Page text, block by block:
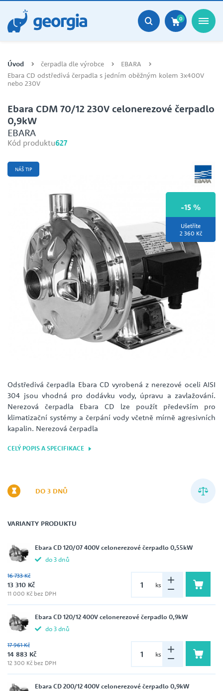
0
Úvod čerpadla dle výrobce
EBARA
Ebara CD odstředivá čerpadla s jedním oběžným kolem 3x400V
nebo 230V
Ebara CDM 70/12 230V celonerezové čerpadlo
0,9kW
EBARA
Kód produktu627
-15 %
Ušetříte
2 360 Kč
NÁŠ TIP
Odstředivá čerpadla Ebara CD vyrobená z nerezové oceli AISI
304 jsou vhodná pro dodávku vody, úpravu a zavlažování.
Nerezová čerpadla Ebara CD lze použít především pro
klimatizační systémy a čerpání vody včetně mírně agresivních
kapalin. Nerezová čerpadla
CELÝ POPIS A SPECIFIKACE
DO 3 DNŮ
VARIANTY PRODUKTU
Ebara CD 120/07 400V celonerezové čerpadlo 0,55kW
do 3 dnů
16 733 Kč
13 310 Kč
11 000 Kč bez DPH
ks
Ebara CD 120/12 400V celonerezové čerpadlo 0,9kW
do 3 dnů
17 961 Kč
14 883 Kč
12 300 Kč bez DPH
ks
Ebara CD 200/12 400V celonerezové čerpadlo 0,9kW